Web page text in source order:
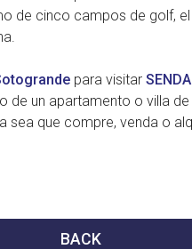
de cinco campos de golf,
para visitar
un apartamento o villa
sea que compre, venda o
BACK